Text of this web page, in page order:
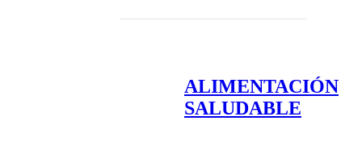
ALIMENTACIÓN
SALUDABLE